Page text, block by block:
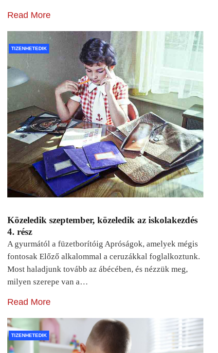
Read More
TIZENHETEDIK
Közeledik szeptember, közeledik az iskolakezdés
4. rész
A gyurmától a füzetborítóig Apróságok, amelyek mégis
fontosak Előző alkalommal a ceruzákkal foglalkoztunk.
Most haladjunk tovább az ábécében, és nézzük meg,
milyen szerepe van a…
Read More
TIZENHETEDIK